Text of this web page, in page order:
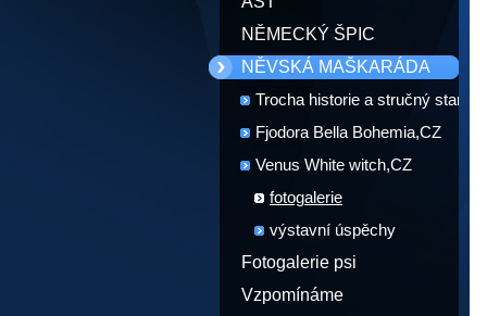
NĚMECKÝ ŠPIC
NĚVSKÁ MAŠKARÁDA
Trocha historie a stručný
plemene
Fjodora Bella Bohemia,CZ
Venus White witch,CZ
fotogalerie
výstavní úspěchy
Fotogalerie psi
Vzpomínáme